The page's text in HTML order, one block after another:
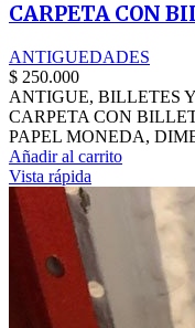
CARPETA CON
ANTIGUEDADES
$ 250.000
ANTIGUE, BILLETES
CARPETA CON
PAPEL MONEDA,
Añadir al carrito
Vista rápida